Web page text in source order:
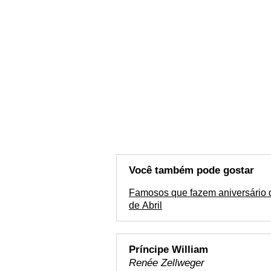
Você também pode gostar
Famosos que fazem aniversário
de Abril
Príncipe William
Renée Zellweger